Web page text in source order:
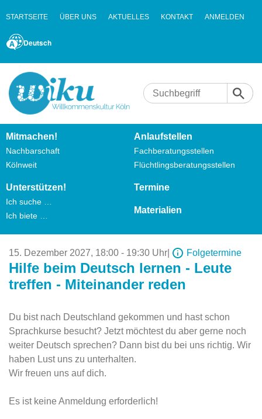
STARTSEITE ÜBER UNS AKTUELLES KONTAKT ANMELDEN
Deutsch
Mitmachen!
Nachbarschaft
Kölnweit
Anlaufstellen
Fachberatungsstellen
Flüchtlingsberatungsstellen
Unterstützen!
Ich suche …
Ich biete …
Termine
Materialien
15. Dezember 2027, 18:00 - 19:30 Uhr Folgetermine
Hilfe beim Deutsch lernen - Leute
treffen - Miteinander reden
Du bist nach Deutschland gekommen und hast schon
Sprachkurse besucht? Jetzt möchtest du aber gerne noch
weiter Deutsch sprechen? Dann bist du bei uns richtig. Wir
haben Lust uns zu unterhalten.
Wir freuen uns auf dich.
Es ist keine Anmeldung erforderlich!